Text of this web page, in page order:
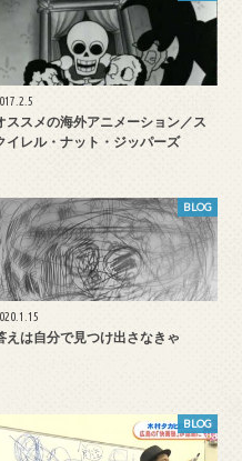
ススメの海外アニメーション／ス
イレル・ナット・ジッパーズ
BLOG
えは自分で見つけ出さなきゃ
BLOG